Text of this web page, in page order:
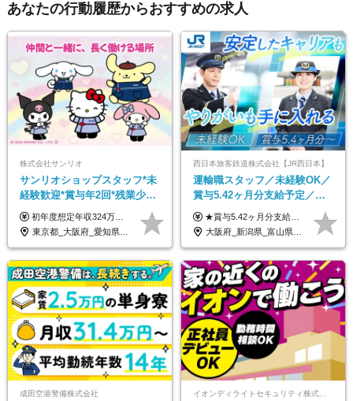
あなたの行動履歴からおすすめの求人
株式会社サンリオ
サンリオショップスタッフ*未
経験歓迎*賞与年2回*残業少な
め*産育休取得実績豊富*可愛
い制服*社割有
初年度想定年収324万円～690万円！ ◆全国一律 月給230,000円～＋賞与＋通勤手当＋役職手当＋時間外手当 《手当充実！》 ＊昇給/年1回 ＊賞与/年2回（7月/12月） ＊通勤手当：交通費支給（規定あり） ＊時間外手当 ＊販売職手当 ＊役職手当 《キャリアパス》 ▼店長（32歳）／年収400万円 ▼トレーナー（37歳）／年収500万円 ▼SV（40歳）／年収570万円 ※SVとして活躍された場合、574万円以上に昇給も目指せます。 日頃のお店での頑張りをしっかり評価する体制を整えており、 ご自身の努力次第で昇給する制度を用意しています！ 《ゆくゆくは・・・》 ■店舗スタッフをとりまとめ、お店づくりを主体で行う店長へ ■複数店舗を統括するトレーナーへとキャリアアップ ■様々な規模の店舗を経験しSVとして活躍した後は、本社の教育担当や店舗支援を担う本部スタッフとして活躍いただけます。 ※経験・能力を考慮の上、当社規定により優遇いたします。 ※入社日から6カ月間の試用期間あり。その間の待遇に差異はありません。
東京都_大阪府_愛知県_北海道_栃木県_静岡県_兵庫県_京都府_福岡県
西日本旅客鉄道株式会社【JR西日本】
運輸職スタッフ／未経験OK／
賞与5.42ヶ月分支給予定／残
業月11h程／年休119日+有給
平均18.7日
★賞与5.42ヶ月分支給予定あり！ （大卒以上）月給24万1,692円～39万5,780円＋各種手当＋賞与2回 （高卒以上）月給22万2,662円～39万5,780円＋各種手当＋賞与2回 ※上記は2025年度新卒支払額（京阪神地区）となります ※勤務地・学歴で異なり、ご経験・能力等をふまえた金額を加算します ※残業代は別途全額支給します ※当社規程に基づき決定します ※試用期間あり（3ヶ月／待遇に変更はありません） ※基本給以外の諸手当として扶養・職務・時間外・通勤手当等を支給します ※京阪神地区以外の勤務地の場合 月給（大卒）23万0,706円～／月給（高卒）21万2,541円～となります
大阪府_新潟県_富山県_石川県_福井県_三重県_兵庫県_京都府_滋賀県_奈良県_和歌山県_広島県_岡山県_鳥取県_島根県_山口県_福岡県
成田空港警備株式会社